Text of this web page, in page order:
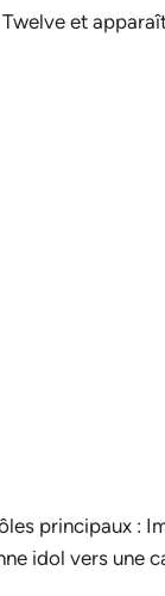
Twelve et
principaux :
idol vers une